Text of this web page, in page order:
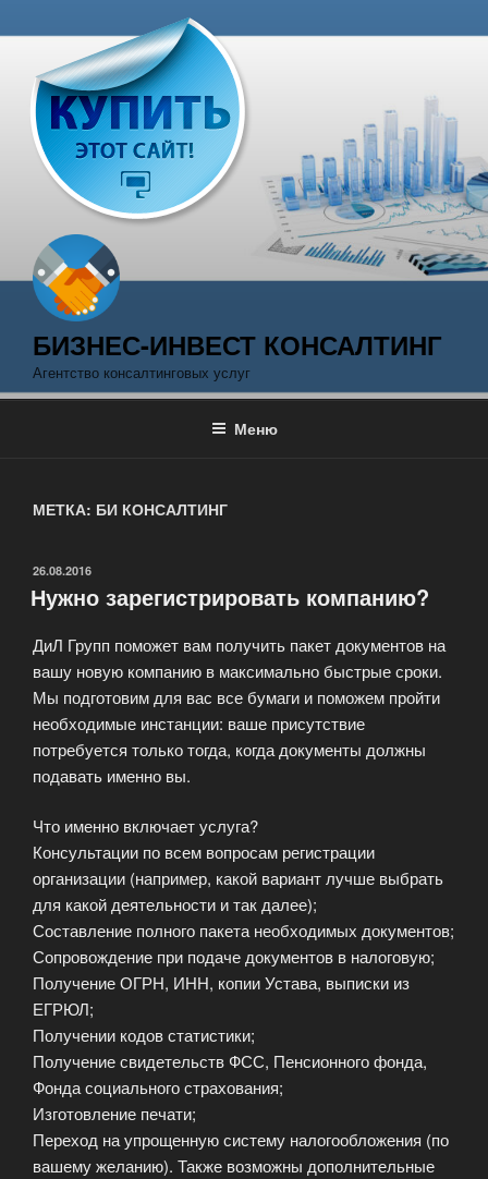
к
содержимому
БИЗНЕС-ИНВЕСТ КОНСАЛТИНГ
Агентство консалтинговых услуг
Меню
МЕТКА: БИ КОНСАЛТИНГ
ОПУБЛИКОВАНО
26.08.2016
Нужно зарегистрировать компанию?
ДиЛ Групп поможет вам получить пакет документов на
вашу новую компанию в максимально быстрые сроки.
Мы подготовим для вас все бумаги и поможем пройти
необходимые инстанции: ваше присутствие
потребуется только тогда, когда документы должны
подавать именно вы.
Что именно включает услуга?
Консультации по всем вопросам регистрации
организации (например, какой вариант лучше выбрать
для какой деятельности и так далее);
Составление полного пакета необходимых документов;
Сопровождение при подаче документов в налоговую;
Получение ОГРН, ИНН, копии Устава, выписки из
ЕГРЮЛ;
Получении кодов статистики;
Получение свидетельств ФСС, Пенсионного фонда,
Фонда социального страхования;
Изготовление печати;
Переход на упрощенную систему налогообложения (по
вашему желанию). Также возможны дополнительные